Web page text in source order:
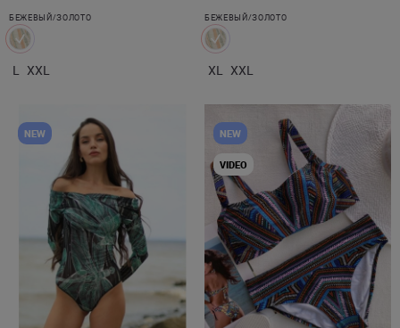
БЕЖЕВЫЙ/ЗОЛОТО
L XXL
БЕЖЕВЫЙ/ЗОЛОТО
XL XXL
NEW NEW
VIDEO